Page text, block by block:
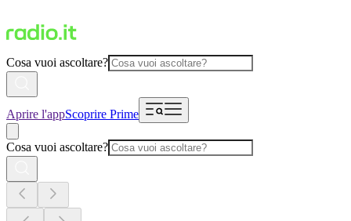
Cosa vuoi ascoltare?
Aprire l'appScoprire Prime
Cosa vuoi ascoltare?